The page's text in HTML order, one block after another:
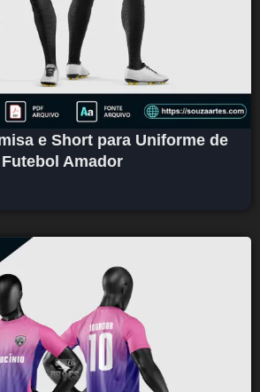
e Short para Uniforme de
Futebol Amador